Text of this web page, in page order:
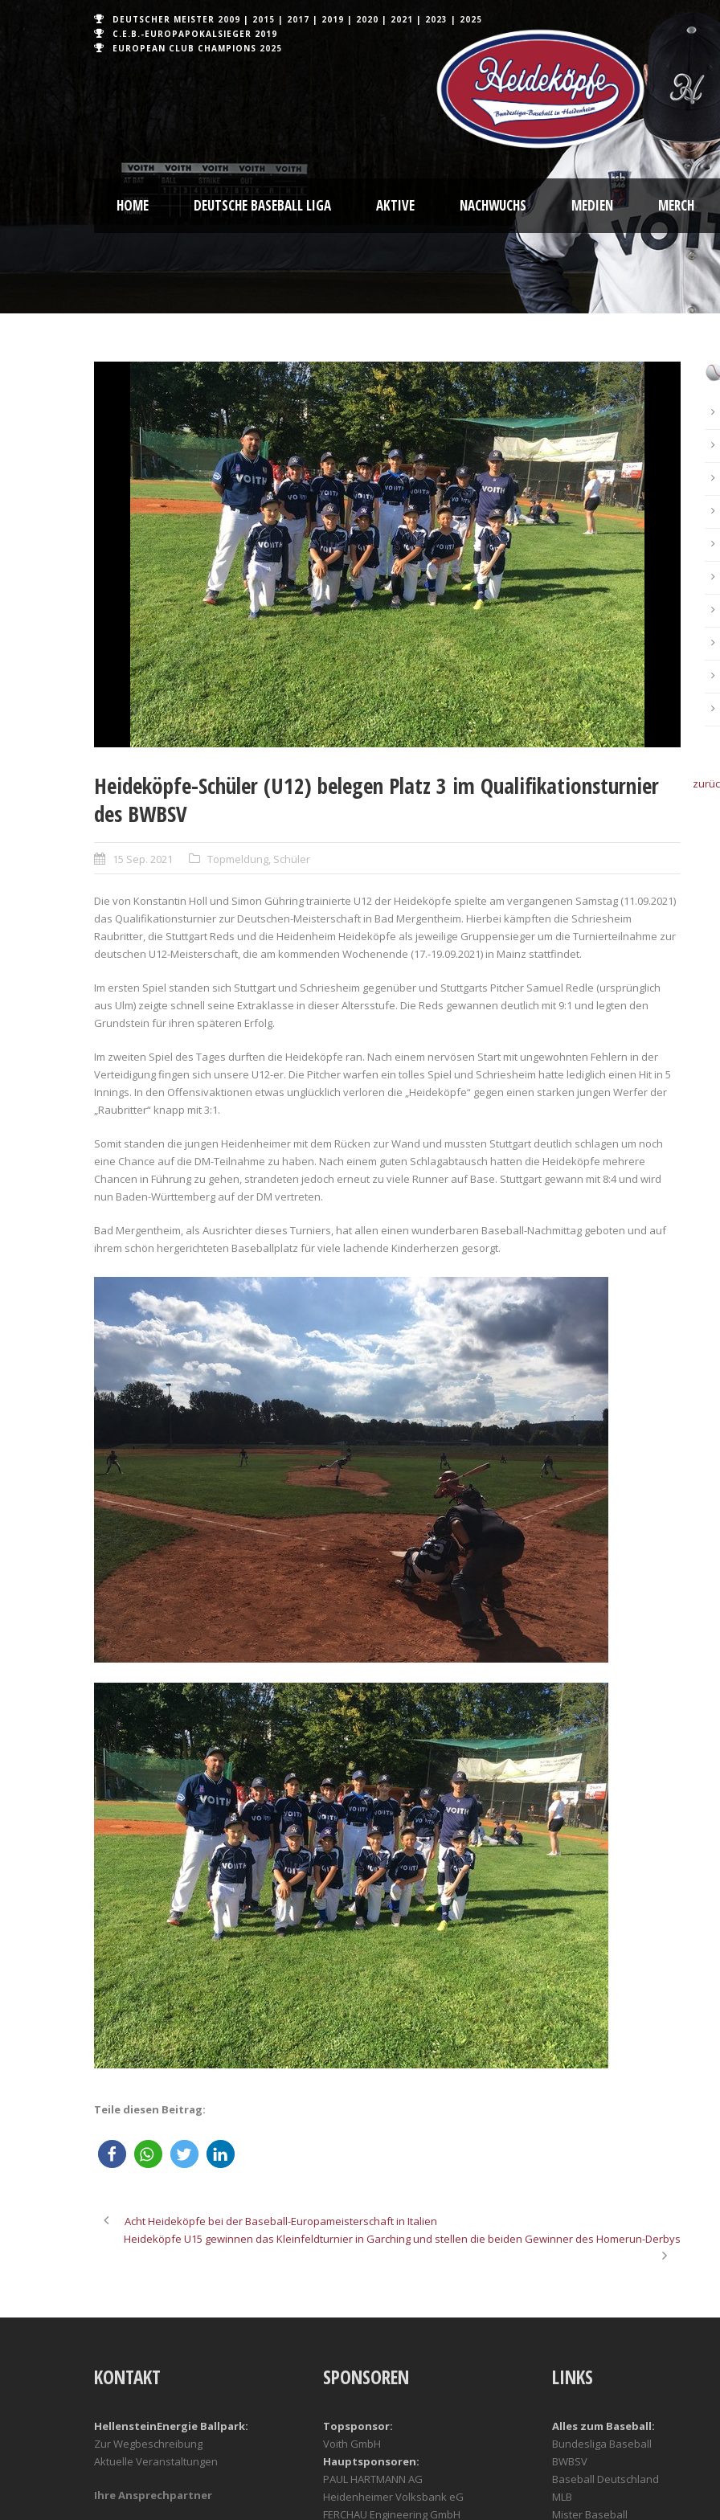
DEUTSCHER MEISTER 2009 | 2015 | 2017 | 2019 | 2020 | 2021 | 2023 | 2025
C.E.B.-EUROPAPOKALSIEGER 2019
EUROPEAN CLUB CHAMPIONS 2025
HOME DEUTSCHE BASEBALL LIGA AKTIVE NACHWUCHS MEDIEN MERCH
Heideköpfe-Schüler (U12) belegen Platz 3 im Qualifikationsturnier
des BWBSV
15 Sep. 2021 Topmeldung, Schüler
Die von Konstantin Holl und Simon Gühring trainierte U12 der Heideköpfe spielte am vergangenen Samstag (11.09.2021)
das Qualifikationsturnier zur Deutschen-Meisterschaft in Bad Mergentheim. Hierbei kämpften die Schriesheim
Raubritter, die Stuttgart Reds und die Heidenheim Heideköpfe als jeweilige Gruppensieger um die Turnierteilnahme zur
deutschen U12-Meisterschaft, die am kommenden Wochenende (17.-19.09.2021) in Mainz stattfindet.
Im ersten Spiel standen sich Stuttgart und Schriesheim gegenüber und Stuttgarts Pitcher Samuel Redle (ursprünglich
aus Ulm) zeigte schnell seine Extraklasse in dieser Altersstufe. Die Reds gewannen deutlich mit 9:1 und legten den
Grundstein für ihren späteren Erfolg.
Im zweiten Spiel des Tages durften die Heideköpfe ran. Nach einem nervösen Start mit ungewohnten Fehlern in der
Verteidigung fingen sich unsere U12-er. Die Pitcher warfen ein tolles Spiel und Schriesheim hatte lediglich einen Hit in 5
Innings. In den Offensivaktionen etwas unglücklich verloren die „Heideköpfe“ gegen einen starken jungen Werfer der
„Raubritter“ knapp mit 3:1.
Somit standen die jungen Heidenheimer mit dem Rücken zur Wand und mussten Stuttgart deutlich schlagen um noch
eine Chance auf die DM-Teilnahme zu haben. Nach einem guten Schlagabtausch hatten die Heideköpfe mehrere
Chancen in Führung zu gehen, strandeten jedoch erneut zu viele Runner auf Base. Stuttgart gewann mit 8:4 und wird
nun Baden-Württemberg auf der DM vertreten.
Bad Mergentheim, als Ausrichter dieses Turniers, hat allen einen wunderbaren Baseball-Nachmittag geboten und auf
ihrem schön hergerichteten Baseballplatz für viele lachende Kinderherzen gesorgt.
Teile diesen Beitrag:
Acht Heideköpfe bei der Baseball-Europameisterschaft in Italien
Heideköpfe U15 gewinnen das Kleinfeldturnier in Garching und stellen die beiden Gewinner des Homerun-Derbys
KONTAKT
HellensteinEnergie Ballpark:
Zur Wegbeschreibung
Aktuelle Veranstaltungen
Ihre Ansprechpartner
SPONSOREN
Topsponsor:
Voith GmbH
Hauptsponsoren:
PAUL HARTMANN AG
Heidenheimer Volksbank eG
FERCHAU Engineering GmbH
LINKS
Alles zum Baseball:
Bundesliga Baseball
BWBSV
Baseball Deutschland
MLB
Mister Baseball